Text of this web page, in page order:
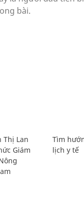
Thị Lan
Giám
Tìm
lịch y tế